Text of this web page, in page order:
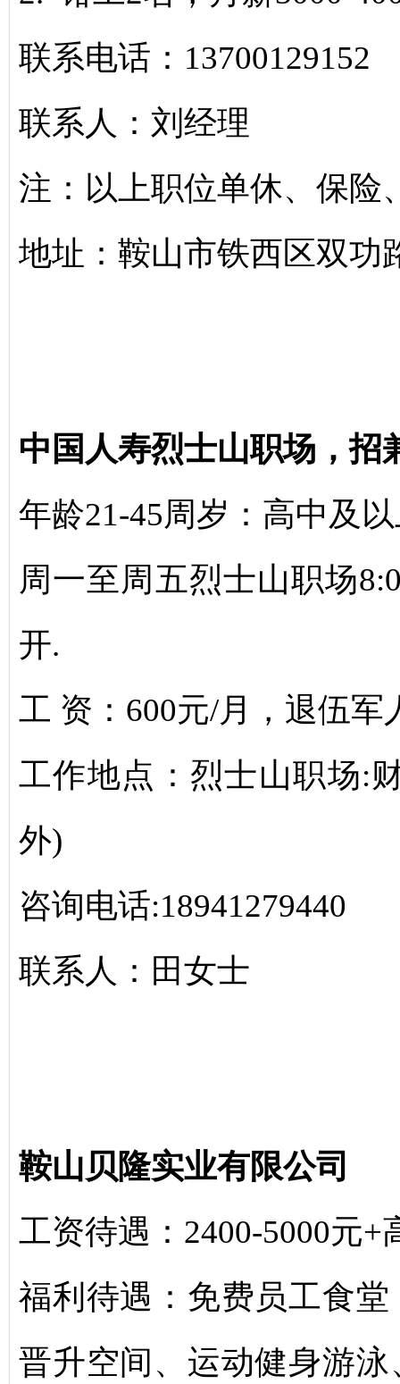
联系电话：13700129152
联系人：刘经理
注：以上职位单休、保险
地址：鞍山市铁西区双功
中国人寿烈士山职场，招
年龄21-45周岁：高中及
周一至周五烈士山职场
开.
工 资：600元/月，退伍军
工作地点：烈士山职场:
外)
咨询电话:18941279440
联系人：田女士
鞍山贝隆实业有限公司
工资待遇：2400-5000元+
福利待遇：免费员工食
晋升空间、运动健身游